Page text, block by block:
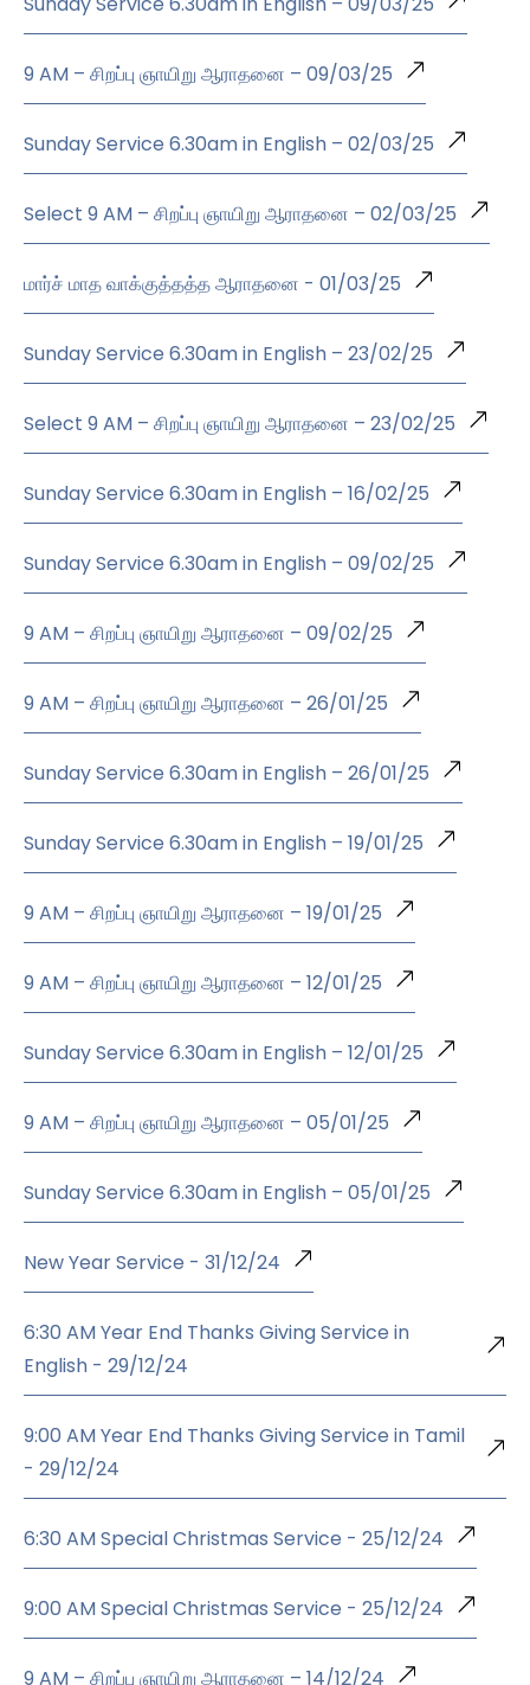
9 AM – சிறப்பு ஞாயிறு ஆராதனை – 09/03/25
Sunday Service 6.30am in English – 02/03/25
Select 9 AM – சிறப்பு ஞாயிறு ஆராதனை – 02/03/25
மார்ச் மாத வாக்குத்தத்த ஆராதனை - 01/03/25
Sunday Service 6.30am in English – 23/02/25
Select 9 AM – சிறப்பு ஞாயிறு ஆராதனை – 23/02/25
Sunday Service 6.30am in English – 16/02/25
Sunday Service 6.30am in English – 09/02/25
9 AM – சிறப்பு ஞாயிறு ஆராதனை – 09/02/25
9 AM – சிறப்பு ஞாயிறு ஆராதனை – 26/01/25
Sunday Service 6.30am in English – 26/01/25
Sunday Service 6.30am in English – 19/01/25
9 AM – சிறப்பு ஞாயிறு ஆராதனை – 19/01/25
9 AM – சிறப்பு ஞாயிறு ஆராதனை – 12/01/25
Sunday Service 6.30am in English – 12/01/25
9 AM – சிறப்பு ஞாயிறு ஆராதனை – 05/01/25
Sunday Service 6.30am in English – 05/01/25
New Year Service - 31/12/24
6:30 AM Year End Thanks Giving Service in
English - 29/12/24
9:00 AM Year End Thanks Giving Service in Tamil
- 29/12/24
6:30 AM Special Christmas Service - 25/12/24
9:00 AM Special Christmas Service - 25/12/24
9 AM – சிறப்பு ஞாயிறு ஆராதனை – 14/12/24